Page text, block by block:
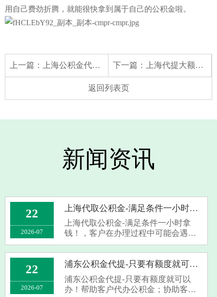
用自己费劲折腾，就能很快拿到属于自己的公积金啦。
上一篇： 上海公积金代提-租房办省心拿钱！ 下一篇： 上海代提大额公积金可办成！听说一小时就到账！
返回列表页
新闻资讯
22
2026-07
上海代取公积金-满足条件一小时拿钱！
上海代取公积金-满足条件一小时拿
钱！，客户在办理过程中可能会遇到
各种问题，导致公积金提取失败。上
海公积金提取代办机构凭借其丰富的
经验和专业的知识，能够帮助客户规
避各种风险，提高公积金代取的成功
率。同时，···
22
2026-07
浦东公积金代提-只要有额度就可以办！
浦东公积金代提-只要有额度就可以
办！帮助客户代办公积金；协助客户